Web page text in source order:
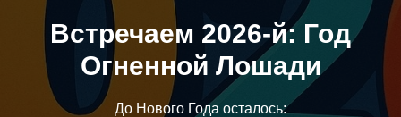
Встречаем 2026-й: Год
Огненной Лошади
До Нового Года осталось: